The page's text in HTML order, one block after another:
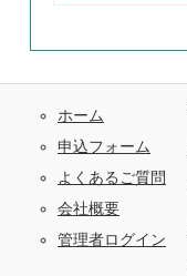
ホーム
申込フォーム
よくあるご質問
会社概要
管理者ログイン